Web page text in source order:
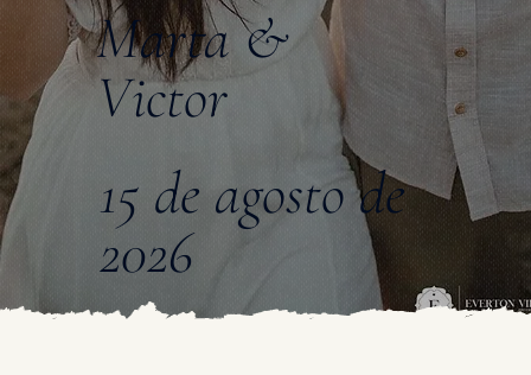
Marta &
Victor
15 de agosto de
2026